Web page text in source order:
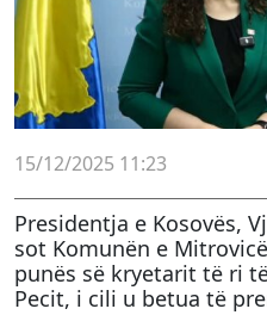
15/12/2025 11:23
Presidentja e Kosovës,
sot Komunën e
punës së kryetarit të ri
Pecit, i cili u betua të